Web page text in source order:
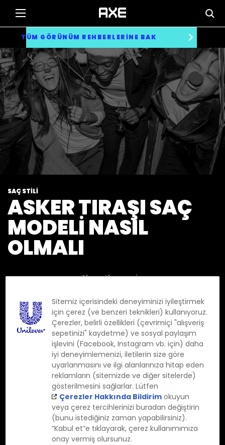
TÜM GÖRÜNÜM REHBERLERINE BAK
SAÇ STILI
ASKER TIRAŞI SAÇ
MODELI NASIL
OLMALI
Temel özelliklerini öğrenin
DOĞAL GÖRÜNÜM DOĞAL YÜZEY
ORTA SERTLEŞTİRME
ÇOK KISA KESİM İNCE SAÇ
Sitemiz içerisindeki deneyiminizi iyileştirmek
için çerez (ve benzeri teknikleri) kullanıyoruz.
Çerezler, belirli özellikleri (çevrimiçi "alışveriş
sepetinizi" kaydetme) ve sosyal paylaşım
işlevini (Facebook, Instagram vb. için) daha
iyi deneyimlemenizi, iletilerin size göre
uyarlanmasını ve ilgi alanlarınıza hitap eden
reklamların (sitemizde ve diğer sitelerde)
gösterilmesini sağlarlar. Lütfen
Çerezler Hakkında Bildirim okuyun
veya çerez tercihlerinizi buradan değiştirin
(bunu istediğiniz zaman yapabilirsiniz).
“Kabul et”e tıklayarak, çerez kullanımımıza
onay vermiş olursunuz.